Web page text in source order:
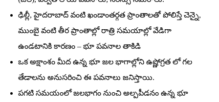
ఢిల్లీ, హైదరాబాద్‌ వంటి ఖండాంతర్గత ప్రాంతాలతో పోలిస్తే చెన్నై,
ముంబై వంటి తీర ప్రాంతాల్లో రాత్రి సమయాల్లో వేడిగా
ఉండటానికి కారణం – భూ పవనాల తాకిడి
ఒక అక్షాంశం మీద ఉన్న భూ జల భాగాల్లోని ఉష్ణోగ్రత లో గల
తేడాలను అనుసరించి ఈ పవనాలు జనిస్తాయి.
పగటి సమయంలో జలభాగం నుంచి అల్పపీడనం ఉన్న భూ